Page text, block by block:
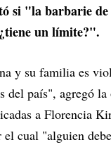
si "la barbarie
un límite?".
y su familia es
del país", agregó
a Florencia
cual "alguien